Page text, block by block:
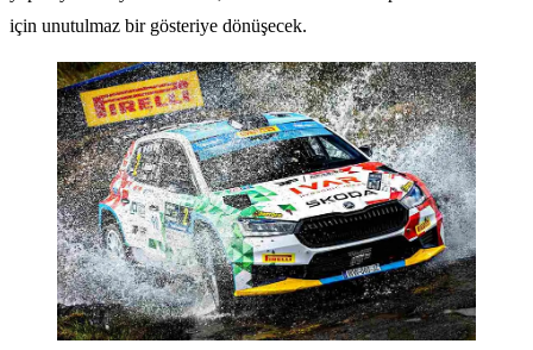
için unutulmaz bir gösteriye dönüşecek.